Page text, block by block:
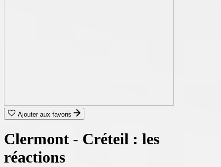
Ajouter aux favoris
Clermont - Créteil : les
réactions